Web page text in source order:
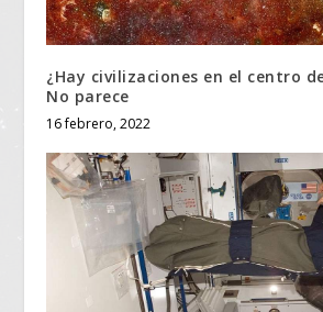
¿Hay civilizaciones en el centro
No parece
16 febrero, 2022